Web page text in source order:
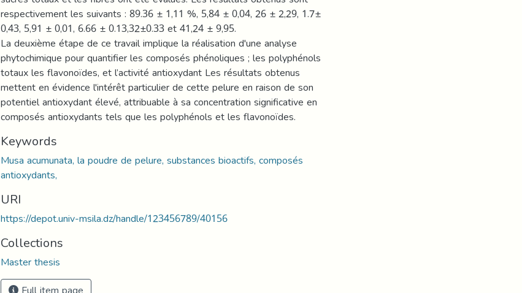
respectivement les suivants : 89.36 ± 1,11 %, 5,84 ± 0,04, 26 ± 2,29, 1.7±
0,43, 5,91 ± 0,01, 6.66 ± 0.13,32±0.33 et 41,24 ± 9,95.
La deuxième étape de ce travail implique la réalisation d'une analyse
phytochimique pour quantifier les composés phénoliques ; les polyphénols
totaux les flavonoïdes, et l’activité antioxydant Les résultats obtenus
mettent en évidence l'intérêt particulier de cette pelure en raison de son
potentiel antioxydant élevé, attribuable à sa concentration significative en
composés antioxydants tels que les polyphénols et les flavonoïdes.
Keywords
Musa acumunata, la poudre de pelure, substances bioactifs, composés
antioxydants,
URI
https://depot.univ-msila.dz/handle/123456789/40156
Collections
Master thesis